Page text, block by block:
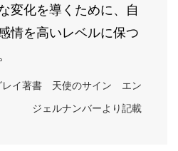
変化を導くために、自
情を高いレベルに保つ
レイ著書 天使のサイン エン
ジェルナンバーより記載